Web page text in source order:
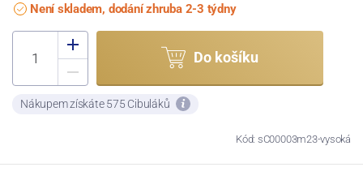
Není skladem, dodání zhruba 2-3 týdny
Do košíku
Nákupem získáte 575 Cibuláků
Kód: sC00003m23-vysoká